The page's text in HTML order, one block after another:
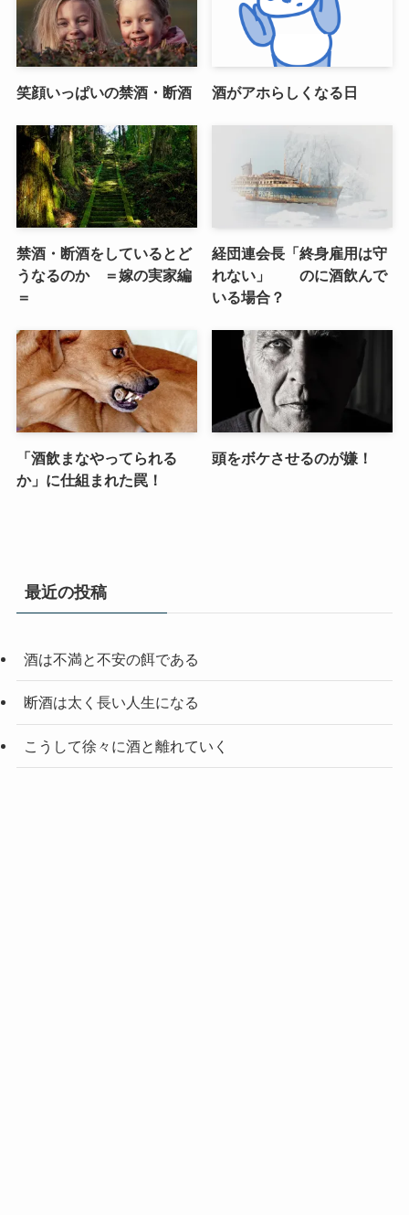
笑顔いっぱいの禁酒・断酒 酒がアホらしくなる日
禁酒・断酒をしているとど
うなるのか ＝嫁の実家編
＝
経団連会長「終身雇用は守
れない」 のに酒飲んで
いる場合？
「酒飲まなやってられる
か」に仕組まれた罠！
頭をボケさせるのが嫌！
最近の投稿
酒は不満と不安の餌である
断酒は太く長い人生になる
こうして徐々に酒と離れていく